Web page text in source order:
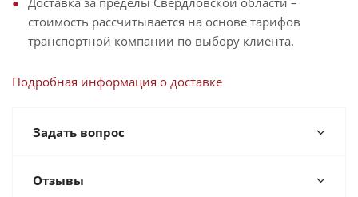
стоимость рассчитывается на основе тарифов
транспортной компании по выбору клиента.
Подробная информация о доставке
Задать вопрос
Отзывы